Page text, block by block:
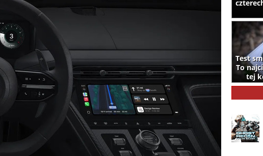
Test
To
tej